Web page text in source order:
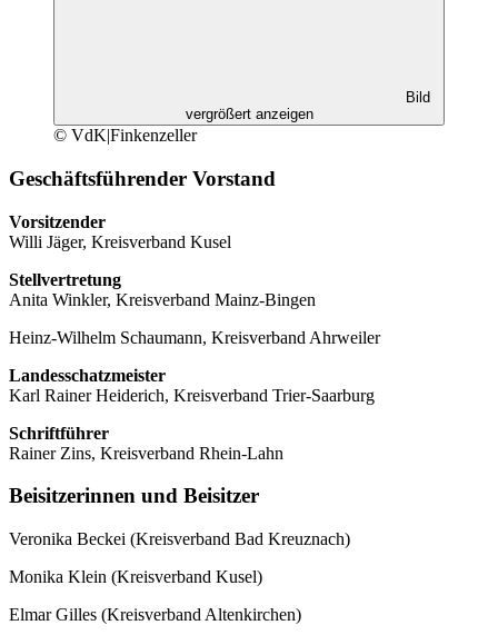
Bild
vergrößert anzeigen
© VdK|Finkenzeller
Geschäftsführender Vorstand
Vorsitzender
Willi Jäger, Kreisverband Kusel
Stellvertretung
Anita Winkler, Kreisverband Mainz-Bingen
Heinz-Wilhelm Schaumann, Kreisverband Ahrweiler
Landesschatzmeister
Karl Rainer Heiderich, Kreisverband Trier-Saarburg
Schriftführer
Rainer Zins, Kreisverband Rhein-Lahn
Beisitzerinnen und Beisitzer
Veronika Beckei (Kreisverband Bad Kreuznach)
Monika Klein (Kreisverband Kusel)
Elmar Gilles (Kreisverband Altenkirchen)